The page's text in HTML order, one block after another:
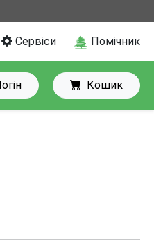
Сервіси Помічник
Кошик